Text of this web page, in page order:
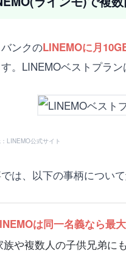
ンクのLINEMOに月
。LINEMOベストプラ
LINEMO公式サイト
は、以下の事柄について
は同一名義なら最
族や複数人の子供兄弟に